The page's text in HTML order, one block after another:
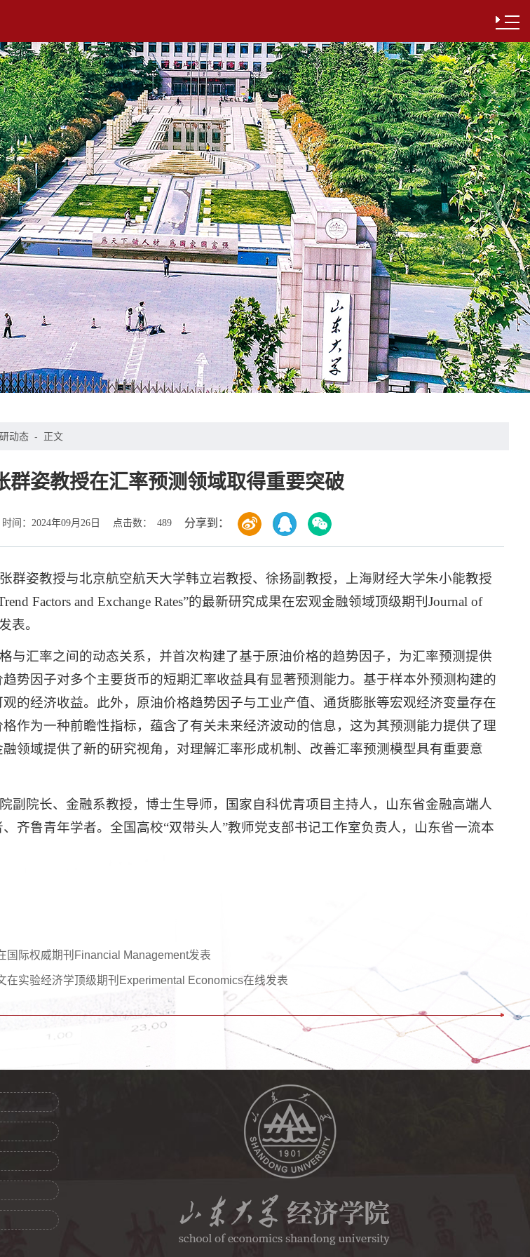
动态 - 正文
群姿教授在汇率预测领域取得重要突破
时间： 2024年09月26日 点击数： 489 分享到：
群姿教授与北京航空航天大学韩立岩教授、徐扬副教授，上海财经大学朱小能教授
Factors and Exchange Rates”的最新研究成果在宏观金融领域顶级期刊Journal of
表。
与汇率之间的动态关系，并首次构建了基于原油价格的趋势因子，为汇率预测提供
势因子对多个主要货币的短期汇率收益具有显著预测能力。基于样本外预测构建的
的经济收益。此外，原油价格趋势因子与工业产值、通货膨胀等宏观经济变量存在
作为一种前瞻性指标，蕴含了有关未来经济波动的信息，这为其预测能力提供了理
领域提供了新的研究视角，对理解汇率形成机制、改善汇率预测模型具有重要意
副院长、金融系教授，博士生导师，国家自科优青项目主持人，山东省金融高端人
齐鲁青年学者。全国高校“双带头人”教师党支部书记工作室负责人，山东省一流本
国际权威期刊Financial Management发表
在实验经济学顶级期刊Experimental Economics在线发表